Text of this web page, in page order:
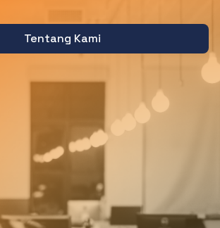
Tentang Kami